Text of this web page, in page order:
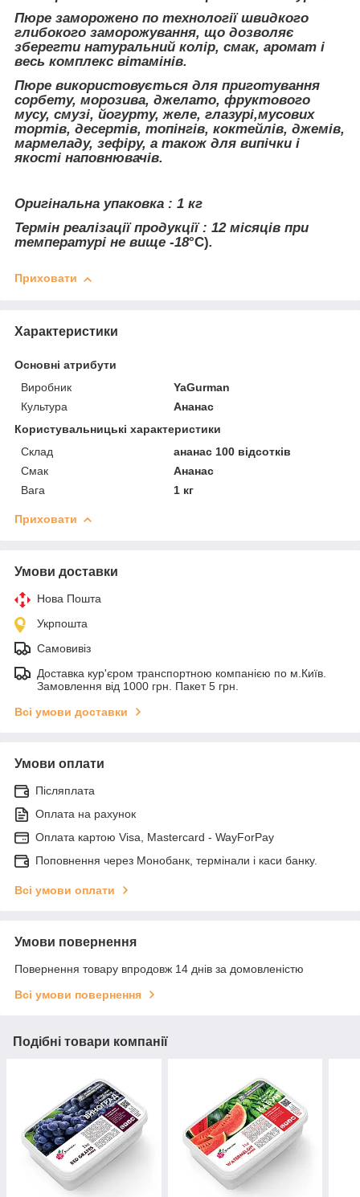
Пюре заморожено по технології швидкого
глибокого заморожування, що дозволяє
зберегти натуральний колір, смак, аромат і
весь комплекс вітамінів.
Пюре використовується для приготування
сорбету, морозива, джелато, фруктового
мусу, смузі, йогурту, желе, глазурі,мусових
тортів, десертів, топінгів, коктейлів, джемів,
мармеладу, зефіру, а також для випічки і
якості наповнювачів.
Оригінальна упаковка : 1 кг
Термін реалізації продукції : 12 місяців при
температурі не вище -18°С).
Приховати
Характеристики
Основні атрибути
Виробник
YaGurman
Культура
Ананас
Користувальницькі характеристики
Склад
ананас 100 відсотків
Смак
Ананас
Вага
1 кг
Приховати
Умови доставки
Нова Пошта
Укрпошта
Самовивіз
Доставка кур'єром транспортною компанією по м.Київ.
Замовлення від 1000 грн. Пакет 5 грн.
Всі умови доставки
Умови оплати
Післяплата
Оплата на рахунок
Оплата картою Visa, Mastercard - WayForPay
Поповнення через Монобанк, термінали і каси банку.
Всі умови оплати
Умови повернення
Повернення товару впродовж 14 днів за домовленістю
Всі умови повернення
Подібні товари компанії